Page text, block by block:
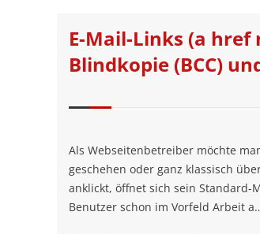
E-Mail-Links (a href
Blindkopie (BCC)
Als Webseitenbetreiber möchte
geschehen oder ganz klassisch
anklickt, öffnet sich sein Standard-
Benutzer schon im Vorfeld Arbeit